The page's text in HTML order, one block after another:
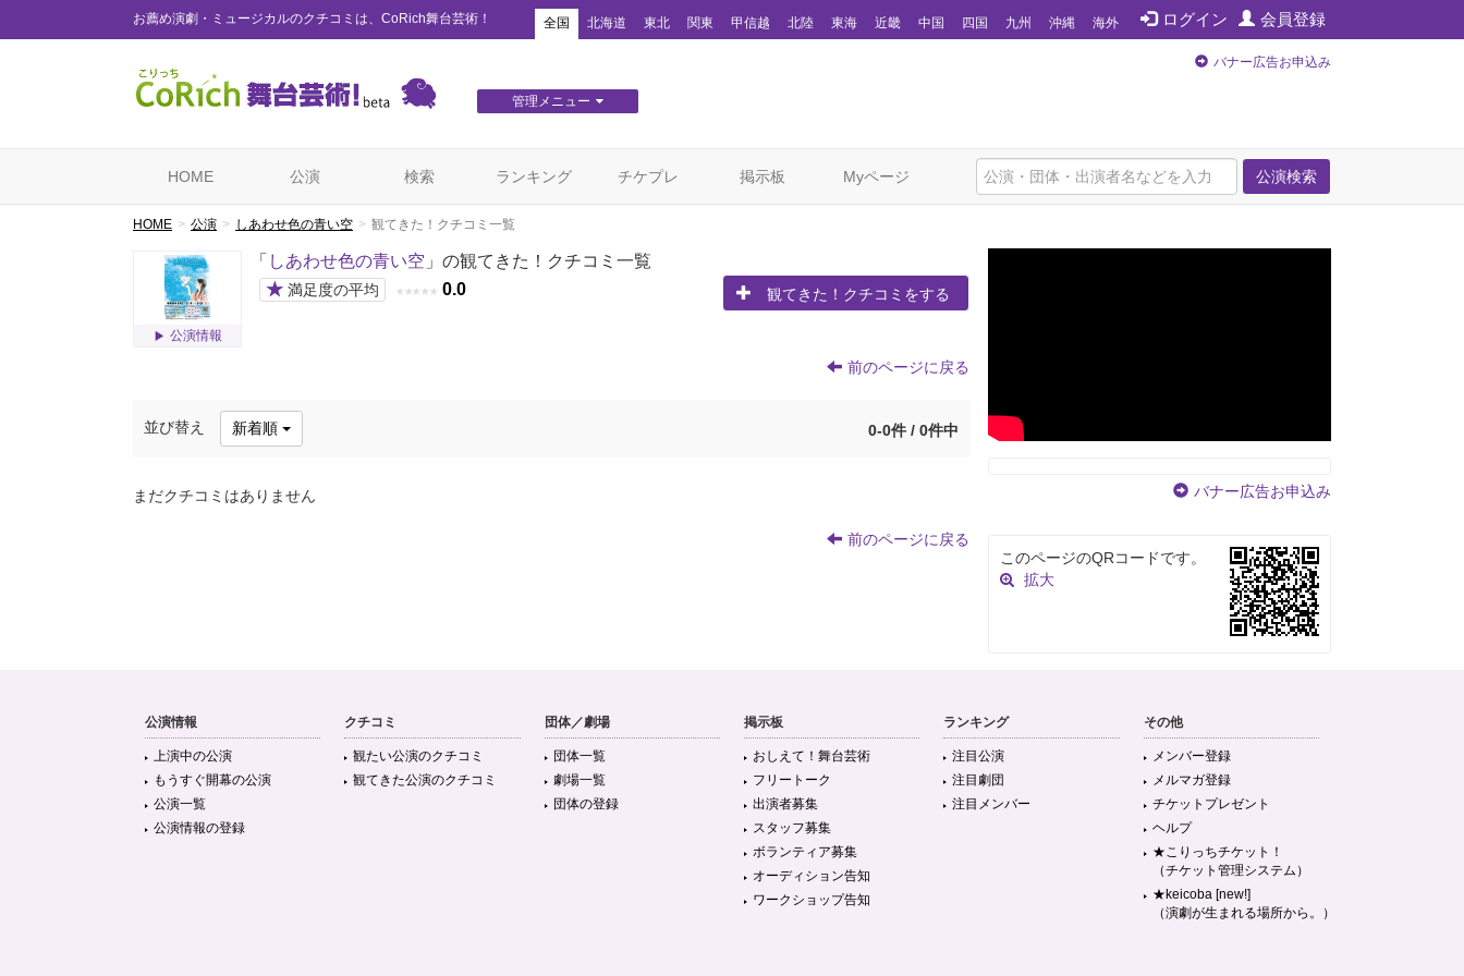
お薦め演劇・ミュージカルのクチコミは、CoRich舞台芸術！ ログイン 会員登録
全国 北海道 東北 関東 甲信越 北陸 東海 近畿 中国 四国 九州 沖縄 海外
管理メニュー
バナー広告お申込み
公演検索
HOME 公演 検索 ランキング チケプレ 掲示板 Myページ
HOME 公演 しあわせ色の青い空 観てきた！クチコミ一覧
公演情報
「 しあわせ色の青い空 」の観てきた！クチコミ一覧
★ 満足度の平均 ★ ★ ★ ★ ★ 0.0 観てきた！クチコミをする
前のページに戻る
並び替え 新着順 0-0件 / 0件中
まだクチコミはありません
前のページに戻る
バナー広告お申込み
このページのQRコードです。
拡大
公演情報
上演中の公演
もうすぐ開幕の公演
公演一覧
公演情報の登録
クチコミ
観たい公演のクチコミ
観てきた公演のクチコミ
団体／劇場
団体一覧
劇場一覧
団体の登録
掲示板
おしえて！舞台芸術
フリートーク
出演者募集
スタッフ募集
ボランティア募集
オーディション告知
ワークショップ告知
ランキング
注目公演
注目劇団
注目メンバー
その他
メンバー登録
メルマガ登録
チケットプレゼント
ヘルプ
★こりっちチケット！
（チケット管理システム）
★keicoba [new!]
（演劇が生まれる場所から。）